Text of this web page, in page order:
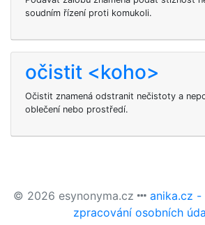
soudním řízení proti komukoli.
očistit <koho>
Očistit znamená odstranit nečistoty a
oblečení nebo prostředí.
© 2026 esynonyma.cz anika.cz
zpracování osobních